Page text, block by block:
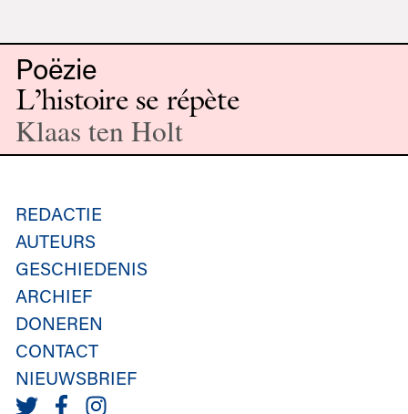
Poëzie
L’histoire se répète
Klaas ten Holt
REDACTIE
AUTEURS
GESCHIEDENIS
ARCHIEF
DONEREN
CONTACT
NIEUWSBRIEF